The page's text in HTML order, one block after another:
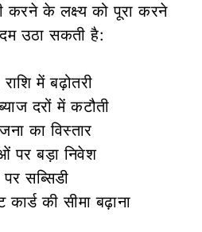
करने के लक्ष्य को पूरा करने
उठा सकती है:
में बढ़ोतरी
दरों में कटौती
का विस्तार
पर बड़ा निवेश
सब्सिडी
की सीमा बढ़ाना